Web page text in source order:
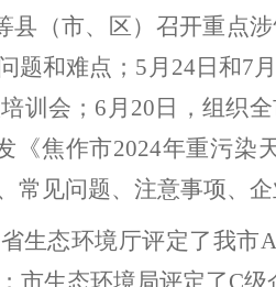
县（市、区）召开重点
题和难点； 5 月 24日和7月
训会； 6 月 20 日，组织
《焦作市2024年重污染
常见问题、注意事项、
省生态环境厅评定了我市A
市生态环境局评定了C级